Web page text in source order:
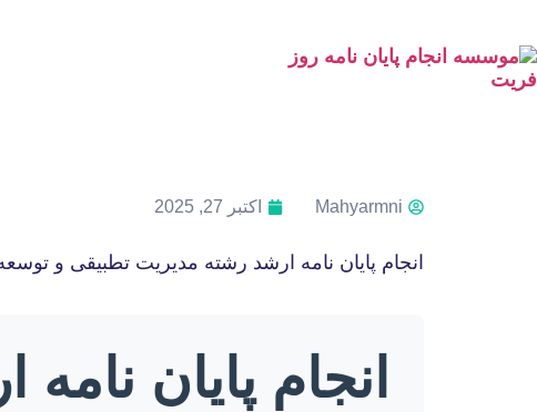
Mahyarmni اکتبر 27, 2025
انجام پایان نامه ارشد رشته مدیریت تطبیقی و
انجام پایان